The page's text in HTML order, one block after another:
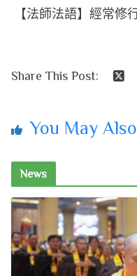
【法師法語】經常修
Share This Post:
You May
News